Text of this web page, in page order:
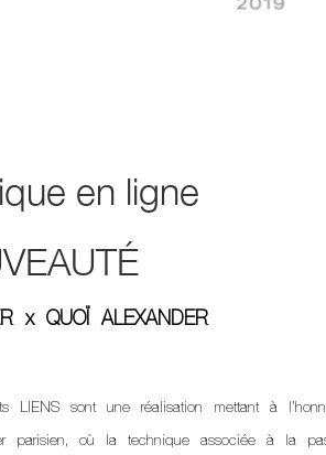
en ligne
x QUOÏ ALEXANDER
LIENS sont une réalisation mettant à
parisien, où la technique associée à la